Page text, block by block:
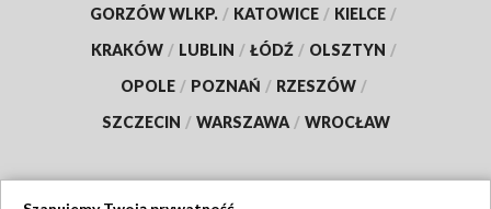
GORZÓW WLKP. / KATOWICE / KIELCE /
KRAKÓW / LUBLIN / ŁÓDŹ / OLSZTYN /
OPOLE / POZNAŃ / RZESZÓW /
SZCZECIN / WARSZAWA / WROCŁAW